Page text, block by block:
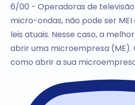
6/00 - Operadoras de
micro-ondas, não pode ser
leis atuais. Nesse caso, a
abrir uma microempresa (ME).
como abrir a sua